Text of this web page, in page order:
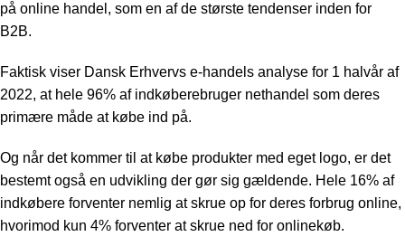
på online handel, som en af de største tendenser inden for
B2B.
Faktisk viser Dansk Erhvervs e-handels analyse for 1 halvår af
2022, at hele 96% af indkøberebruger nethandel som deres
primære måde at købe ind på.
Og når det kommer til at købe produkter med eget logo, er det
bestemt også en udvikling der gør sig gældende. Hele 16% af
indkøbere forventer nemlig at skrue op for deres forbrug online,
hvorimod kun 4% forventer at skrue ned for onlinekøb.